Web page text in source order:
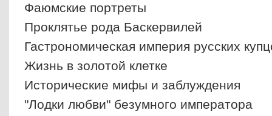
Фаюмские портреты
Проклятье рода Баскервилей
Гастрономическая империя русских
Жизнь в золотой клетке
Исторические мифы и заблуждения
"Лодки любви" безумного императора